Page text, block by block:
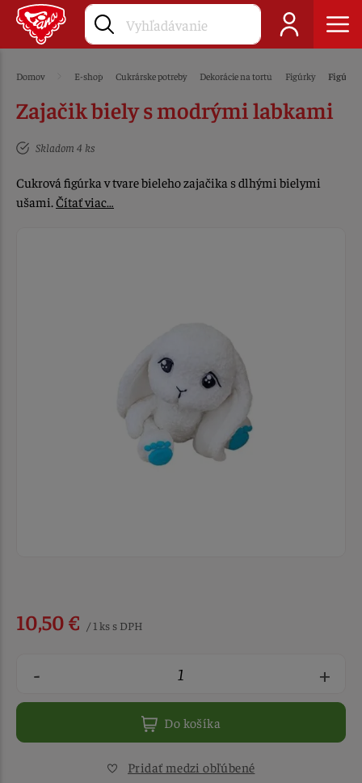
Domov E-shop Cukrárske potreby Dekorácie na tortu Figúrky
Zajačik biely s modrými labkami
Skladom 4 ks
Cukrová figúrka v tvare bieleho zajačika s dlhými bielymi
ušami.Čítať viac…
10,50 € / 1 ks s DPH
- +
Do košíka
Pridať medzi obľúbené